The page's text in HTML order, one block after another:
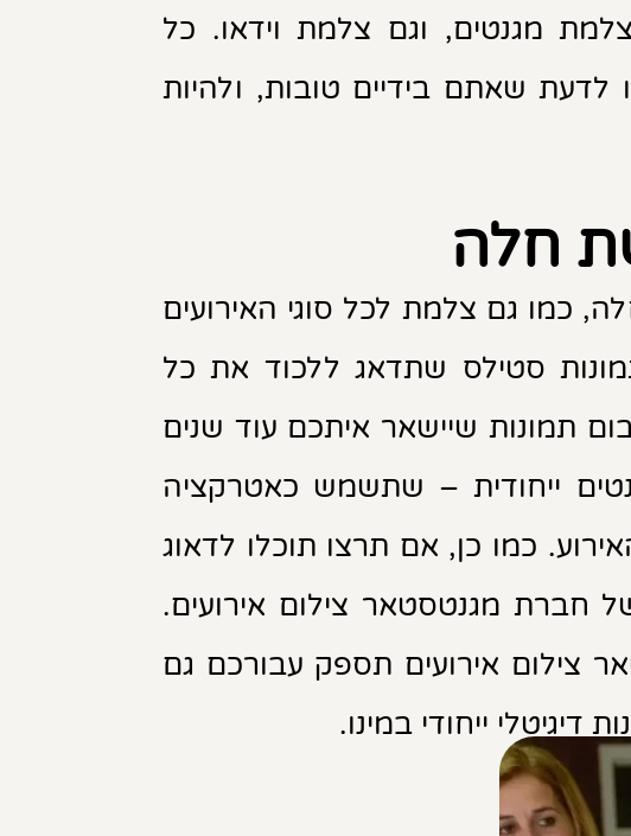
מגנטים, וגם צלמת וידאו. כל
לדעת שאתם בידיים טובות, ולהיות
חלה
כמו גם צלמת לכל סוגי האירועים
סטילס שתדאג ללכוד את כל
תמונות שיישאר איתכם עוד שנים
ייחודית – שתשמש כאטרקציה
כמו כן, אם תרצו תוכלו לדאוג
חברת מגנטסטאר צילום אירועים.
צילום אירועים תספק עבורכם גם
ייחודי במינו.